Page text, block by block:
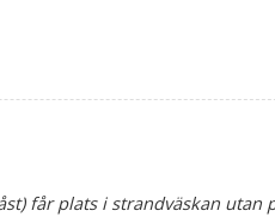
får plats i strandväskan